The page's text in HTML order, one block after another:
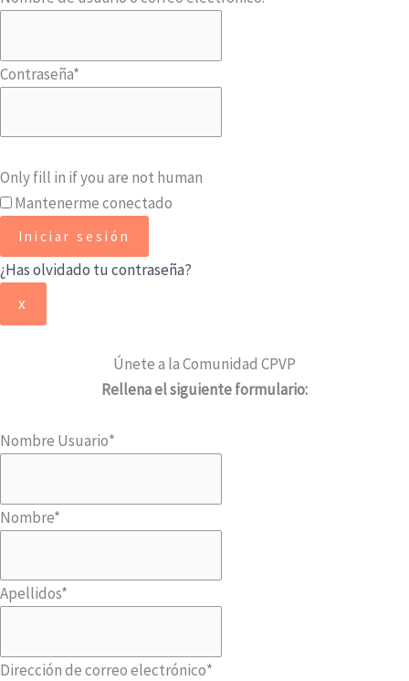
Contraseña*
Only fill in if you are not human
Mantenerme conectado
¿Has olvidado tu contraseña?
x
Únete a la Comunidad CPVP
Rellena el siguiente formulario:
Nombre Usuario*
Nombre*
Apellidos*
Dirección de correo electrónico*